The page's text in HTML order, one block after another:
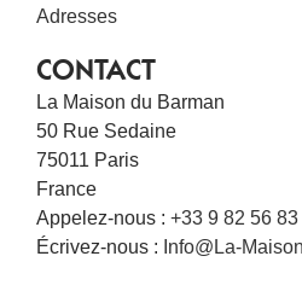
Adresses
CONTACT
La Maison du Barman
50 Rue Sedaine
75011 Paris
France
Appelez-nous : +33 9 82 56 83
Écrivez-nous : Info@la-